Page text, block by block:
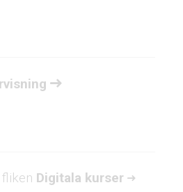
Digitala kurser